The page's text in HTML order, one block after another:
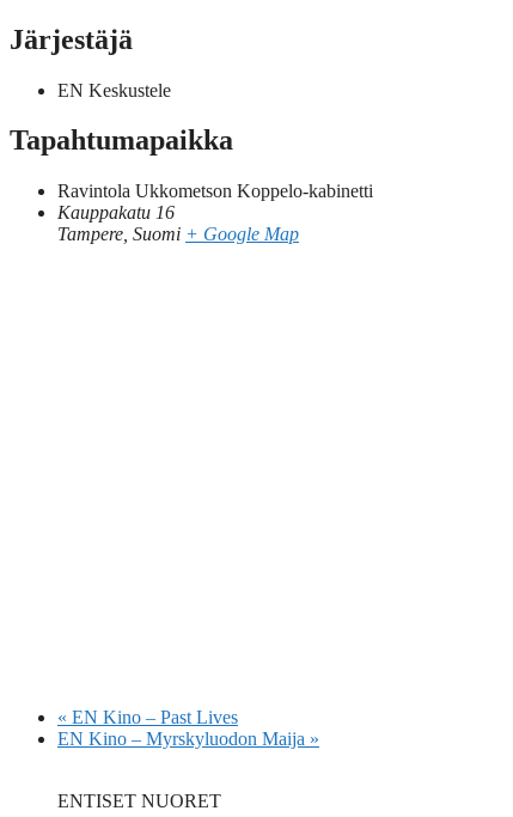
Järjestäjä
EN Keskustele
Tapahtumapaikka
Ravintola Ukkometson Koppelo-kabinetti
Kauppakatu 16
Tampere Suomi + Google Map
« EN Kino – Past Lives
EN Kino – Myrskyluodon Maija »
ENTISET NUORET